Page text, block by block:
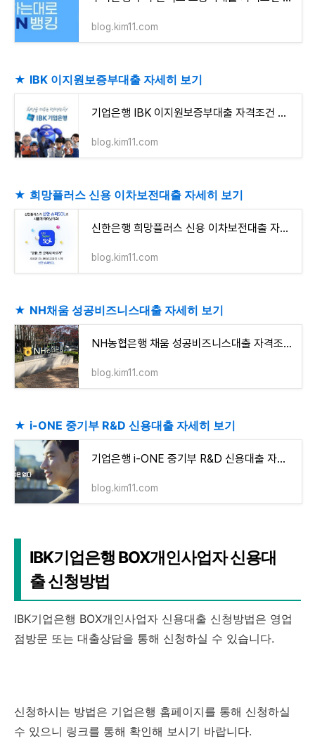
blog.kim11.com
★ IBK 이지원보증부대출 자세히 보기
기업은행 IBK 이지원보증부대출 자격조건 알아보고 신청하기(최대 1억원까지)
blog.kim11.com
★ 희망플러스 신용 이차보전대출 자세히 보기
신한은행 희망플러스 신용 이차보전대출 자격조건 알아보고 신청하기(최대 3천만원까지)
blog.kim11.com
★ NH채움 성공비즈니스대출 자세히 보기
NH농협은행 채움 성공비즈니스대출 자격조건 알아보고 신청하기
blog.kim11.com
★ i-ONE 중기부 R&D 신용대출 자세히 보기
기업은행 i-ONE 중기부 R&D 신용대출 자격조건 알아보고 신청하기(최대 5천만원까지)
blog.kim11.com
IBK기업은행 BOX개인사업자 신용대
출 신청방법
IBK기업은행 BOX개인사업자 신용대출 신청방법은 영업
점방문 또는 대출상담을 통해 신청하실 수 있습니다.
신청하시는 방법은 기업은행 홈페이지를 통해 신청하실
수 있으니 링크를 통해 확인해 보시기 바랍니다.